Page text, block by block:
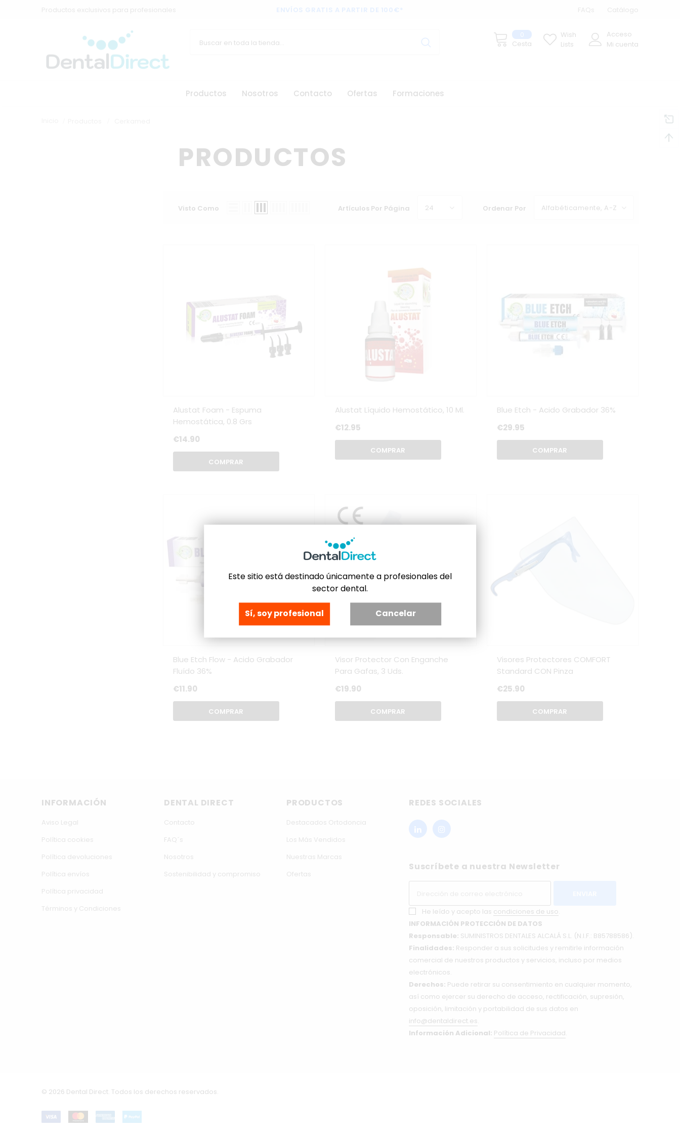
Productos exclusivos para profesionales ENVÍOS GRATIS A PARTIR DE 100€* FAQs Catálogo
0
Cesta
Wish
Lists
Acceso
Mi cuenta
Productos Nosotros Contacto Ofertas Formaciones
PRODUCTOS
Visto Como Artículos Por Página 24 Ordenar Por Alfabéticamente, A-Z
Alustat Foam - Espuma
Hemostática, 0.8 Grs
€14.90
COMPRAR
Alustat Líquido Hemostático, 10 Ml.
€12.95
COMPRAR
Blue Etch - Acido Grabador 36%
€29.95
COMPRAR
Blue Etch Flow - Acido Grabador
Fluído 36%
€11.90
COMPRAR
Visor Protector Con Enganche
Para Gafas, 3 Uds.
€19.90
COMPRAR
Visores Protectores COMFORT
Standard CON Pinza
€25.90
COMPRAR
INFORMACIÓN
Aviso Legal
Política cookies
Política devoluciones
Política envíos
Política privacidad
Términos y Condiciones
DENTAL DIRECT
Contacto
FAQ´s
Nosotros
Sostenibilidad y compromiso
PRODUCTOS
Destacados Ortodoncia
Los Más Vendidos
Nuestras Marcas
Ofertas
REDES SOCIALES
Suscríbete a nuestra Newsletter
He leído y acepto las condiciones de uso.
INFORMACIÓN PROTECCIÓN DE DATOS
Responsable: SUMINISTROS DENTALES ALCALÁ S.L. (N.I.F.: B85788586).
Finalidades: Responder a sus solicitudes y remitirle información
comercial de nuestros productos y servicios, incluso por medios
electrónicos.
Derechos: Puede retirar su consentimiento en cualquier momento,
así como ejercer su derecho de acceso, rectificación, supresión,
oposición, limitación y portabilidad de sus datos en
info@dentaldirect.es.
Información Adicional: Política de Privacidad.
© 2026 Dental Direct. Todos los derechos reservados.
Este sitio está destinado únicamente a profesionales del
sector dental.
Sí, soy profesional Cancelar